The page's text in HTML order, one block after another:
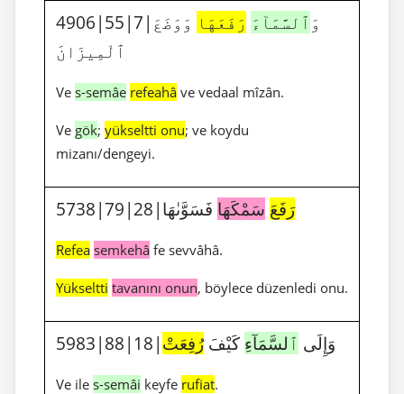
4906|55|7|وَ ٱلسَّمَآءَ رَفَعَهَا وَوَضَعَ
ٱلْمِيزَانَ
Ve s-semâe refeahâ ve vedaal mîzân.
Ve gök; yükseltti onu; ve koydu
mizanı/dengeyi.
5738|79|28| رَفَعَ سَمْكَهَا فَسَوَّىٰهَا
Refea semkehâ fe sevvâhâ.
Yükseltti tavanını onun, böylece düzenledi onu.
5983|88|18|وَإِلَى ٱلسَّمَآءِ كَيْفَرُفِعَتْ
Ve ile s-semâi keyfe rufiat.